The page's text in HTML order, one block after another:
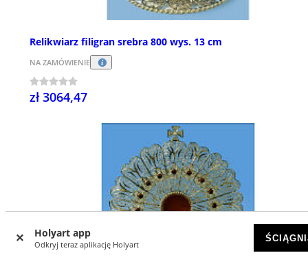
Holyart app
Odkryj teraz aplikację Holyart
Relikwiarz filigran srebra 800 wys. 13 cm
NA ZAMÓWIENIE
zł 3064,47